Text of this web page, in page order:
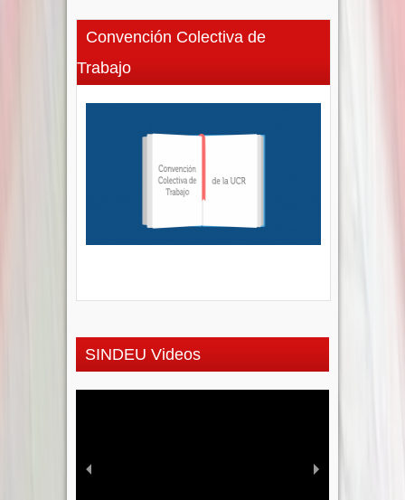
Convención Colectiva de
Trabajo
SINDEU Videos